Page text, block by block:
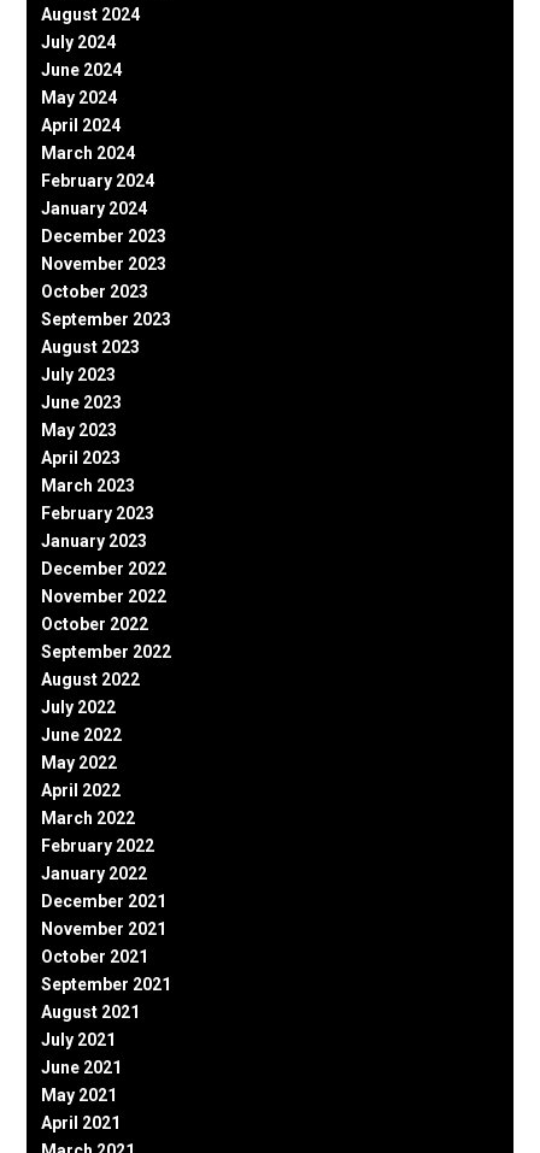
August 2024
July 2024
June 2024
May 2024
April 2024
March 2024
February 2024
January 2024
December 2023
November 2023
October 2023
September 2023
August 2023
July 2023
June 2023
May 2023
April 2023
March 2023
February 2023
January 2023
December 2022
November 2022
October 2022
September 2022
August 2022
July 2022
June 2022
May 2022
April 2022
March 2022
February 2022
January 2022
December 2021
November 2021
October 2021
September 2021
August 2021
July 2021
June 2021
May 2021
April 2021